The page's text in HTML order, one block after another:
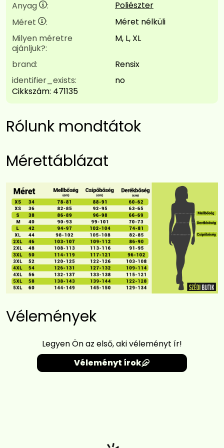
Anyag :
Poliészter
Méret
:
Méret nélküli
Milyen méretre
ajánljuk?:
M, L, XL
brand:
Rensix
identifier_exists:
no
Cikkszám: 471135
Rólunk mondtátok
Mérettáblázat
Vélemények
Legyen Ön az első, aki véleményt ír!
Véleményt írok